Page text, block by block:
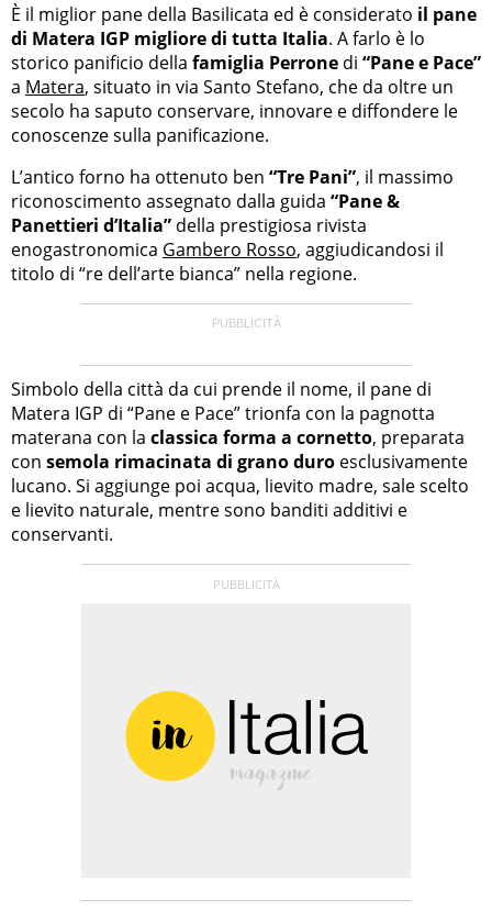
È il miglior pane della Basilicata ed è considerato il pane
di Matera IGP migliore di tutta Italia. A farlo è lo
storico panificio della famiglia Perrone di “Pane e Pace”
a Matera, situato in via Santo Stefano, che da oltre un
secolo ha saputo conservare, innovare e diffondere le
conoscenze sulla panificazione.
L’antico forno ha ottenuto ben “Tre Pani”, il massimo
riconoscimento assegnato dalla guida “Pane &
Panettieri d’Italia” della prestigiosa rivista
enogastronomica Gambero Rosso, aggiudicandosi il
titolo di “re dell’arte bianca” nella regione.
Simbolo della città da cui prende il nome, il pane di
Matera IGP di “Pane e Pace” trionfa con la pagnotta
materana con la classica forma a cornetto, preparata
con semola rimacinata di grano duro esclusivamente
lucano. Si aggiunge poi acqua, lievito madre, sale scelto
e lievito naturale, mentre sono banditi additivi e
conservanti.